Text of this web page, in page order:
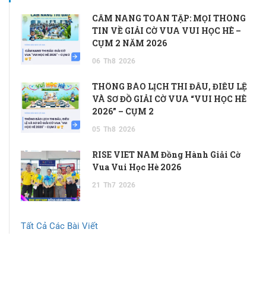
CẨM NANG TOÀN TẬP: MỌI THÔNG
TIN VỀ GIẢI CỜ VUA VUI HỌC HÈ –
CỤM 2 NĂM 2026
06 Th8 2026
THÔNG BÁO LỊCH THI ĐẤU, ĐIỀU LỆ
VÀ SƠ ĐỒ GIẢI CỜ VUA “VUI HỌC HÈ
2026” – CỤM 2
05 Th8 2026
RISE VIET NAM Đồng Hành Giải Cờ
Vua Vui Học Hè 2026
21 Th7 2026
Tất Cả Các Bài Viết